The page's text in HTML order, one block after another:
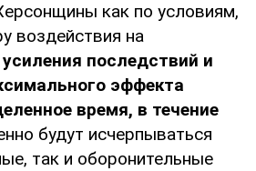
как по условиям,
воздействия на
последствий и
эффекта
время, в течение
будут исчерпываться
так и оборонительные